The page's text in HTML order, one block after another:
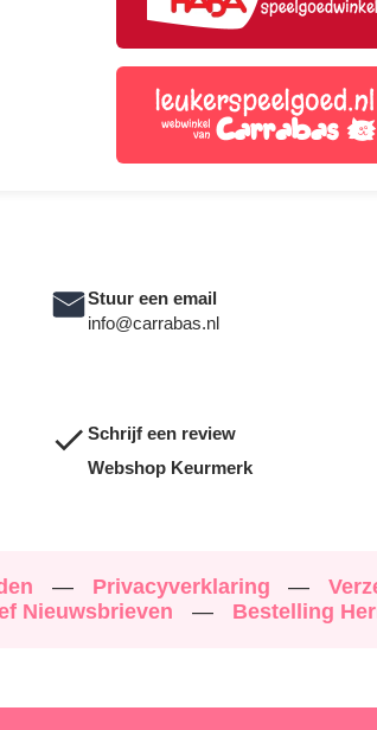
Stuur een email
info@carrabas.nl
Schrijf een review
Webshop Keurmerk
— Privacyverklaring —
Nieuwsbrieven
— Bestelling